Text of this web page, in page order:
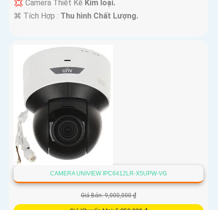
💢 Camera Thiết Kế Kim loại.
️⌘ Tích Hợp : Thu hình Chất Lượng.
CAMERA UNIVIEW IPC6412LR-X5UPW-VG
Giá Bán: 9,000,000 ₫